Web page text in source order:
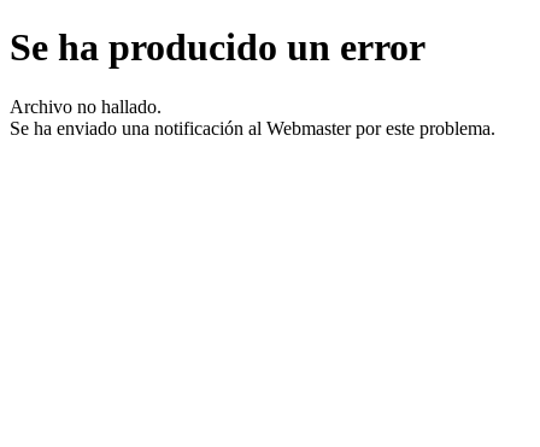
Se ha producido un error
Archivo no hallado.
Se ha enviado una notificación al Webmaster por este problema.